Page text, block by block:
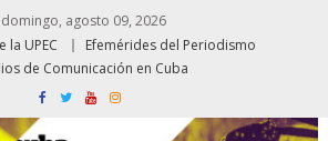
domingo, agosto 09, 2026
la UPEC
Efemérides del Periodismo
de Comunicación en Cuba